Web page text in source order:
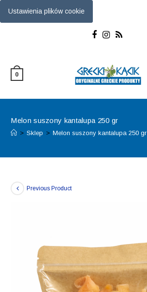
Ustawienia plików cookie
0
Melon suszony kantalupa 250 gr
> Sklep > Melon suszony kantalupa 250 gr
Previous Product